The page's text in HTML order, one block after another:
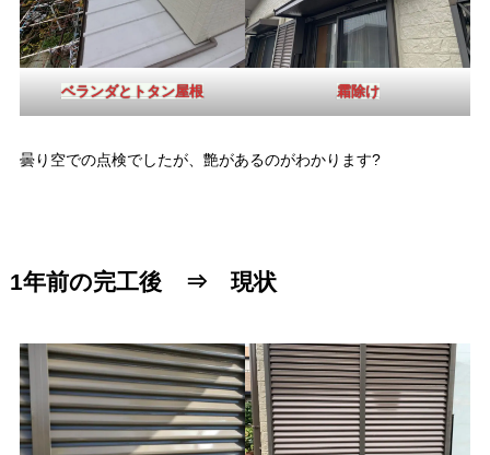
ベランダとトタン屋根 霜除け
曇り空での点検でしたが、艶があるのがわかります?
1年前の完工後 ⇒ 現状